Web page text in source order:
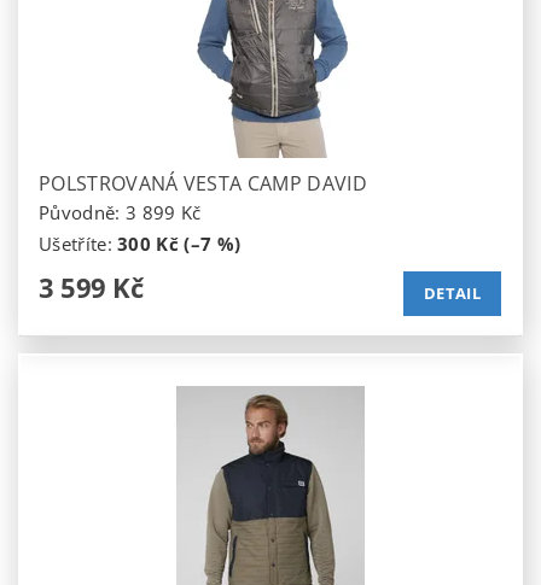
POLSTROVANÁ VESTA CAMP DAVID
Původně: 3 899 Kč
Ušetříte:300 Kč (–7 %)
3 599 Kč DETAIL